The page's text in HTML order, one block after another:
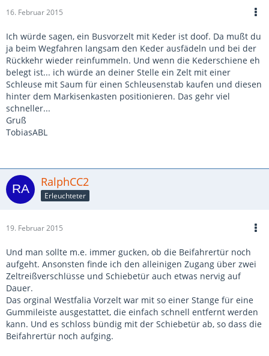
16. Februar 2015
Ich würde sagen, ein Busvorzelt mit Keder ist doof. Da mußt du
ja beim Wegfahren langsam den Keder ausfädeln und bei der
Rückkehr wieder reinfummeln. Und wenn die Kederschiene eh
belegt ist... ich würde an deiner Stelle ein Zelt mit einer
Schleuse mit Saum für einen Schleusenstab kaufen und diesen
hinter dem Markisenkasten positionieren. Das gehr viel
schneller...
Gruß
TobiasABL
RalphCC2
Erleuchteter
19. Februar 2015
Und man sollte m.e. immer gucken, ob die Beifahrertür noch
aufgeht. Ansonsten finde ich den alleinigen Zugang über zwei
Zeltreißverschlüsse und Schiebetür auch etwas nervig auf
Dauer.
Das orginal Westfalia Vorzelt war mit so einer Stange für eine
Gummileiste ausgestattet, die einfach schnell entfernt werden
kann. Und es schloss bündig mit der Schiebetür ab, so dass die
Beifahrertür noch aufging.